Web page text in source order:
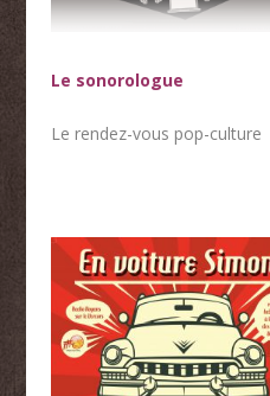
Le sonorologue
Le rendez-vous pop-culture